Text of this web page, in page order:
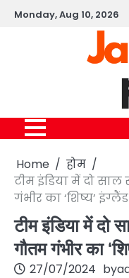
SkipMonday, Aug 10, 2026
Home
होम
टीम इंडिया में दो
गंभीर का ‘शिष्य’
टीम इंडिया में दो
गौतम गंभीर का
27/07/2024 by